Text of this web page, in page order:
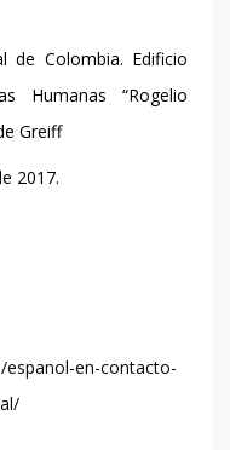
de Colombia. Edificio
Humanas “Rogelio
Greiff
2017.
en-contacto-